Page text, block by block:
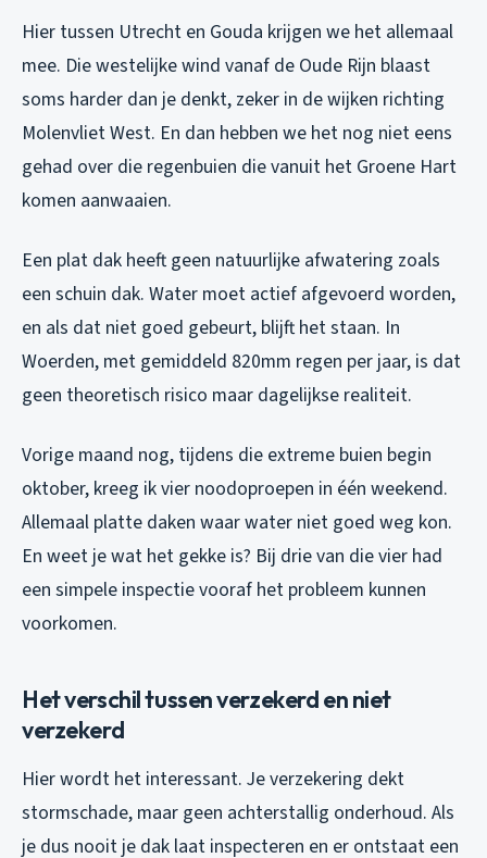
Hier tussen Utrecht en Gouda krijgen we het allemaal
mee. Die westelijke wind vanaf de Oude Rijn blaast
soms harder dan je denkt, zeker in de wijken richting
Molenvliet West. En dan hebben we het nog niet eens
gehad over die regenbuien die vanuit het Groene Hart
komen aanwaaien.
Een plat dak heeft geen natuurlijke afwatering zoals
een schuin dak. Water moet actief afgevoerd worden,
en als dat niet goed gebeurt, blijft het staan. In
Woerden, met gemiddeld 820mm regen per jaar, is dat
geen theoretisch risico maar dagelijkse realiteit.
Vorige maand nog, tijdens die extreme buien begin
oktober, kreeg ik vier noodoproepen in één weekend.
Allemaal platte daken waar water niet goed weg kon.
En weet je wat het gekke is? Bij drie van die vier had
een simpele inspectie vooraf het probleem kunnen
voorkomen.
Het verschil tussen verzekerd en niet
verzekerd
Hier wordt het interessant. Je verzekering dekt
stormschade, maar geen achterstallig onderhoud. Als
je dus nooit je dak laat inspecteren en er ontstaat een